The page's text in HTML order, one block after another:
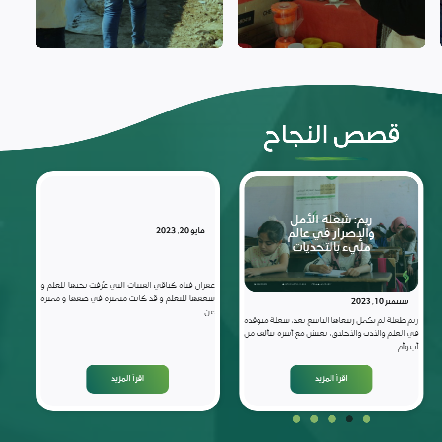
التعافي المبكر
قصص النجاح
رحلة
نجاح
تقودها
غفران
بنت
الثمانية
أعوام
مايو 20, 2023
غفران فتاة كباقي الفتيات التي عُرفت بحبها للعلم و
شغفها للتعلم و قد كانت متميزة في صفها و مميزة
اقرأ المزيد
اختار
العودة
الدراسة
فبراير 6, 2023
ناصر الحسين طالب من منطقة ريف حماه الشرقي
قرية بالحريج منقطع عن التعليم لمدة ثلاث سنوات، تمّ
استهدافه ضمن حملة
اقرأ المزيد